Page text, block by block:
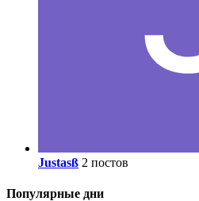
Justasß 2 постов
Популярные дни